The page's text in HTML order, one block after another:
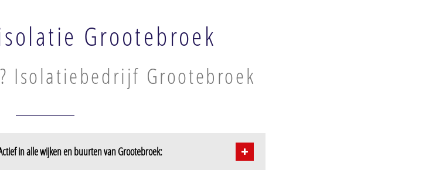
Grootebroek
Isolatiebedrijf Grootebroek
in alle wijken en buurten van Grootebroek: